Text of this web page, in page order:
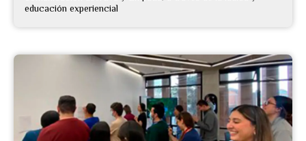
educación experiencial